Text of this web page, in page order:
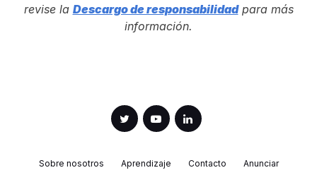
revise la Descargo de responsabilidadpara más
información.
Sobre nosotros Aprendizaje Contacto Anunciar